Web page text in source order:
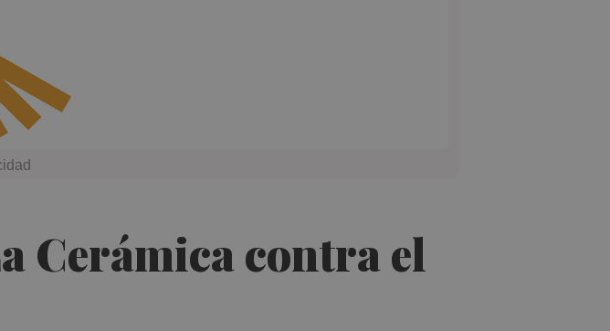
Cerámica contra el